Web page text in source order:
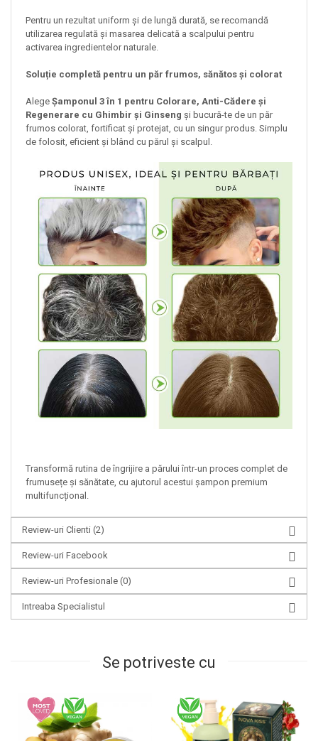
Pentru un rezultat uniform și de lungă durată, se recomandă
utilizarea regulată și masarea delicată a scalpului pentru
activarea ingredientelor naturale.
Soluție completă pentru un păr frumos, sănătos și colorat
Alege Șamponul 3 în 1 pentru Colorare, Anti-Cădere și
Regenerare cu Ghimbir și Ginseng și bucură-te de un păr
frumos colorat, fortificat și protejat, cu un singur produs. Simplu
de folosit, eficient și blând cu părul și scalpul.
Transformă rutina de îngrijire a părului într-un proces complet de
frumusețe și sănătate, cu ajutorul acestui șampon premium
multifuncțional.
Review-uri Clienti (2)
Review-uri Facebook
Review-uri Profesionale (0)
Intreaba Specialistul
Se potriveste cu